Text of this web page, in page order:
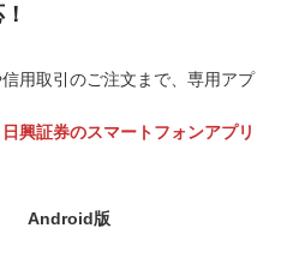
用取引のご注文まで、専用アプ
日興証券のスマートフォンアプリ
Android版